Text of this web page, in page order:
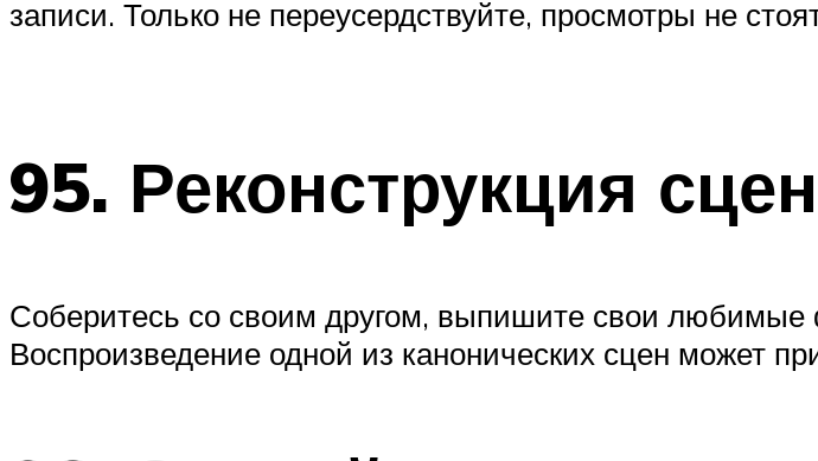
записи. Только не переусердствуйте, просмотры не
95. Реконструкция
Соберитесь со своим другом, выпишите свои
Воспроизведение одной из канонических сцен может